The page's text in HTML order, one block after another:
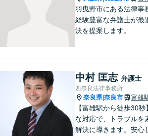
羽曳野市にある法律事
経験豊富な弁護士が最
決を提案します。
中村 匡志 弁護士
西奈良法律事務所
奈良県|奈良市 富雄
【富雄駅から徒歩30秒
な対応で、トラブルを
解決に導きます。安心